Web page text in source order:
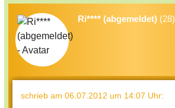
Ri**** (abgemeldet) (28)
schrieb am 06.07.2012 um 14:07 Uhr: